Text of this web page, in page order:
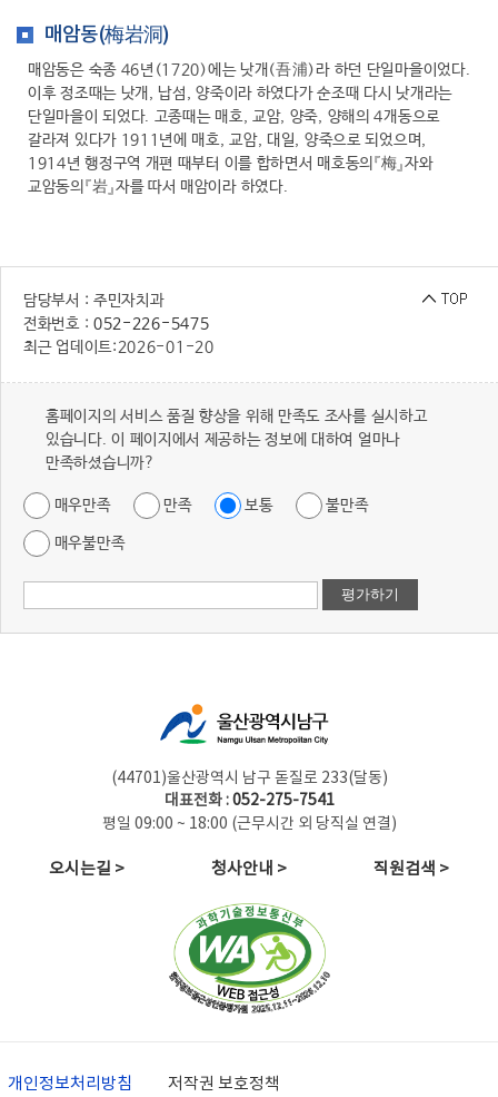
매암동(梅岩洞)
매암동은 숙종 46년(1720)에는 낫개(吾浦)라 하던 단일마을이었다.
이후 정조때는 낫개, 납섬, 양죽이라 하였다가 순조때 다시 낫개라는
단일마을이 되었다. 고종때는 매호, 교암, 양죽, 양해의 4개동으로
갈라져 있다가 1911년에 매호, 교암, 대일, 양죽으로 되었으며,
1914년 행정구역 개편 때부터 이를 합하면서 매호동의『梅』자와
교암동의『岩』자를 따서 매암이라 하였다.
담당부서 : 주민자치과
전화번호 : 052-226-5475
최근 업데이트:2026-01-20
홈페이지의 서비스 품질 향상을 위해 만족도 조사를 실시하고
있습니다. 이 페이지에서 제공하는 정보에 대하여 얼마나
만족하셨습니까?
매우만족 만족 보통 불만족
매우불만족
(44701)울산광역시 남구 돋질로 233(달동)
대표전화 :052-275-7541
평일 09:00 ~ 18:00 (근무시간 외 당직실 연결)
오시는길 > 청사안내 > 직원검색 >
개인정보처리방침 저작권 보호정책